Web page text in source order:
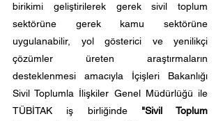
birikimi geliştirilerek gerek sivil toplum
sektörüne gerek kamu sektörüne
uygulanabilir, yol gösterici ve yenilikçi
çözümler üreten araştırmaların
desteklenmesi amacıyla İçişleri Bakanlığı
Sivil Toplumla İlişkiler Genel Müdürlüğü ile
TÜBİTAK iş birliğinde "Sivil Toplum